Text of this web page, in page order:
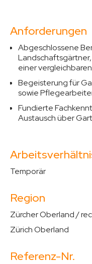
Anforderungen
Abgeschlossene
einer
Begeisterung für
sowie
Fundierte
Austausch über
Temporär
Region
Zürcher Oberland /
Zürich Oberland
Referenz-Nr.